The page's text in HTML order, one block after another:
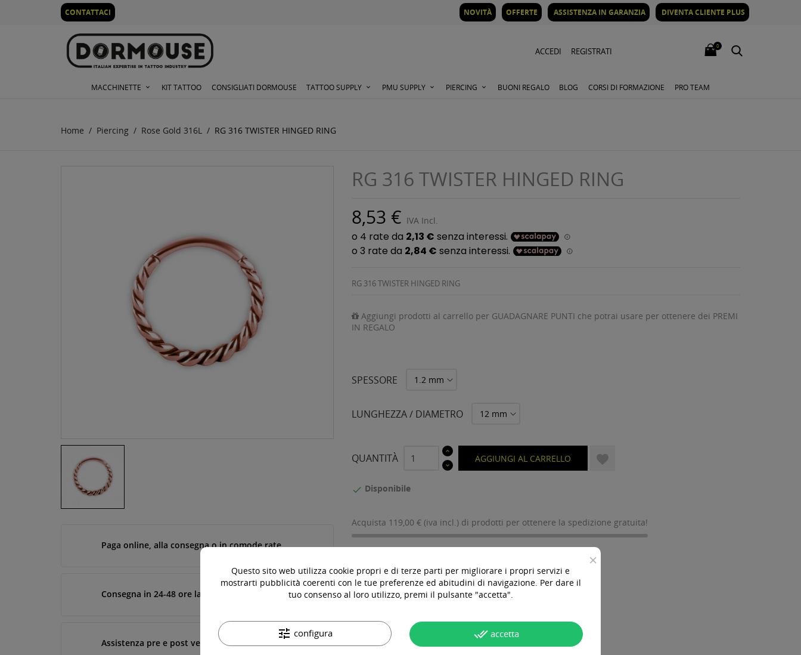
CONTATTACI NOVITÀ OFFERTE ASSISTENZA IN GARANZIA DIVENTA CLIENTE PLUS
ACCEDI REGISTRATI
0
MACCHINETTE KIT TATTOO CONSIGLIATI DORMOUSE TATTOO SUPPLY PMU SUPPLY PIERCING BUONI REGALO BLOG CORSI DI FORMAZIONE PRO TEAM
Home Piercing Rose Gold 316L RG 316 TWISTER HINGED RING
Paga online, alla consegna o in comode rate
Consegna in 24-48 ore lavorative*
Assistenza pre e post vendita
RG 316 TWISTER HINGED RING
8,53 € IVA Incl.
RG 316 TWISTER HINGED RING
Aggiungi prodotti al carrello per GUADAGNARE PUNTI che potrai usare per ottenere dei PREMI
IN REGALO
SPESSORE
LUNGHEZZA / DIAMETRO
QUANTITÀ AGGIUNGI AL CARRELLO 
 Disponibile
Acquista 119,00 € (iva incl.) di prodotti per ottenere la spedizione gratuita!
×
Questo sito web utilizza cookie propri e di terze parti per migliorare i propri servizi e
mostrarti pubblicità coerenti con le tue preferenze ed abitudini di navigazione. Per dare il
tuo consenso al loro utilizzo, premi il pulsante "accetta".
tune configura done_all accetta